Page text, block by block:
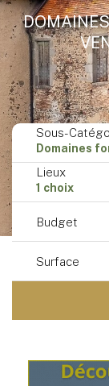
Sous-
Domaines
Lieux
1 choix
Budget
Surface